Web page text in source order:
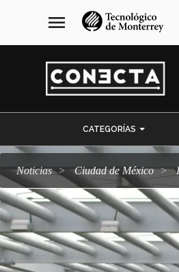
navegación
principal
menu
CATEGORÍAS
Noticias Ciudad de México